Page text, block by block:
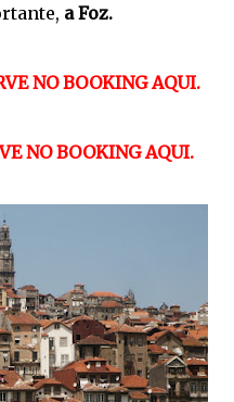
a Foz.
NO BOOKING AQUI.
NO BOOKING AQUI.